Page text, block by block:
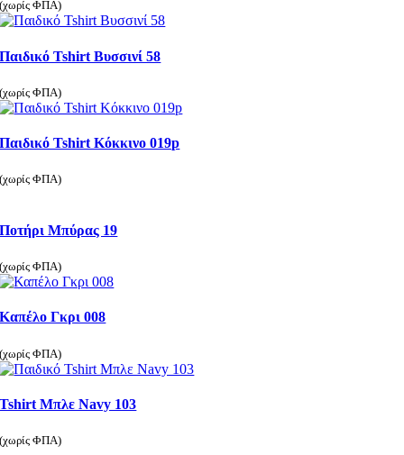
(χωρίς ΦΠΑ)
Παιδικό Tshirt Βυσσινί 58
(χωρίς ΦΠΑ)
Παιδικό Tshirt Κόκκινο 019p
(χωρίς ΦΠΑ)
Ποτήρι Μπύρας 19
(χωρίς ΦΠΑ)
Καπέλο Γκρι 008
(χωρίς ΦΠΑ)
Tshirt Μπλε Navy 103
(χωρίς ΦΠΑ)